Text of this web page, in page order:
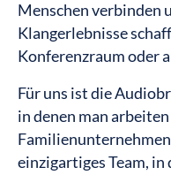
Menschen verbinden
Klangerlebnisse
Konferenzraum oder
Für uns ist die
in denen man
einzigartiges Team,